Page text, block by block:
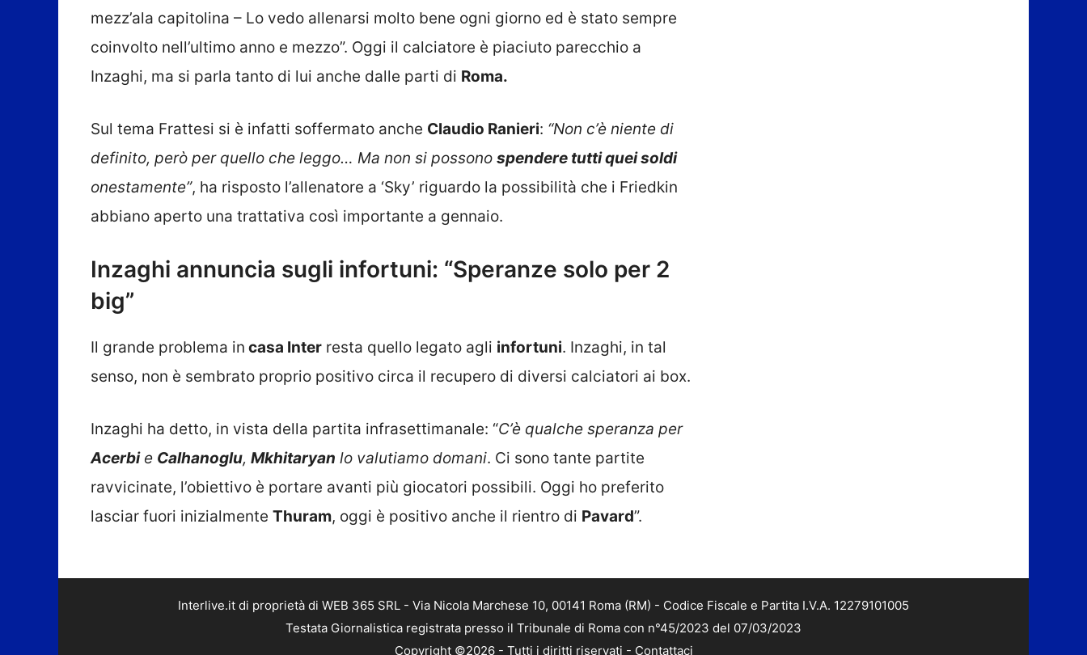
mezz’ala capitolina – Lo vedo allenarsi molto bene ogni giorno ed è stato sempre
coinvolto nell’ultimo anno e mezzo”. Oggi il calciatore è piaciuto parecchio a
Inzaghi, ma si parla tanto di lui anche dalle parti di Roma.
Sul tema Frattesi si è infatti soffermato anche Claudio Ranieri: “Non c’è niente di
definito, però per quello che leggo… Ma non si possono spendere tutti quei soldi
onestamente”, ha risposto l’allenatore a ‘Sky’ riguardo la possibilità che i Friedkin
abbiano aperto una trattativa così importante a gennaio.
Inzaghi annuncia sugli infortuni: “Speranze solo per 2
big”
Il grande problema in casa Inter resta quello legato agli infortuni. Inzaghi, in tal
senso, non è sembrato proprio positivo circa il recupero di diversi calciatori ai box.
Inzaghi ha detto, in vista della partita infrasettimanale: “C’è qualche speranza per
Acerbie Calhanoglu, Mkhitaryan lo valutiamo domani. Ci sono tante partite
ravvicinate, l’obiettivo è portare avanti più giocatori possibili. Oggi ho preferito
lasciar fuori inizialmente Thuram, oggi è positivo anche il rientro di Pavard”.
Interlive.it di proprietà di WEB 365 SRL - Via Nicola Marchese 10, 00141 Roma (RM) - Codice Fiscale e Partita I.V.A. 12279101005
Testata Giornalistica registrata presso il Tribunale di Roma con n°45/2023 del 07/03/2023
Copyright ©2026 - Tutti i diritti riservati - Contattaci